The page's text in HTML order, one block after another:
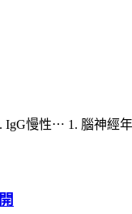
IgG慢性⋯ 1. 腦神經